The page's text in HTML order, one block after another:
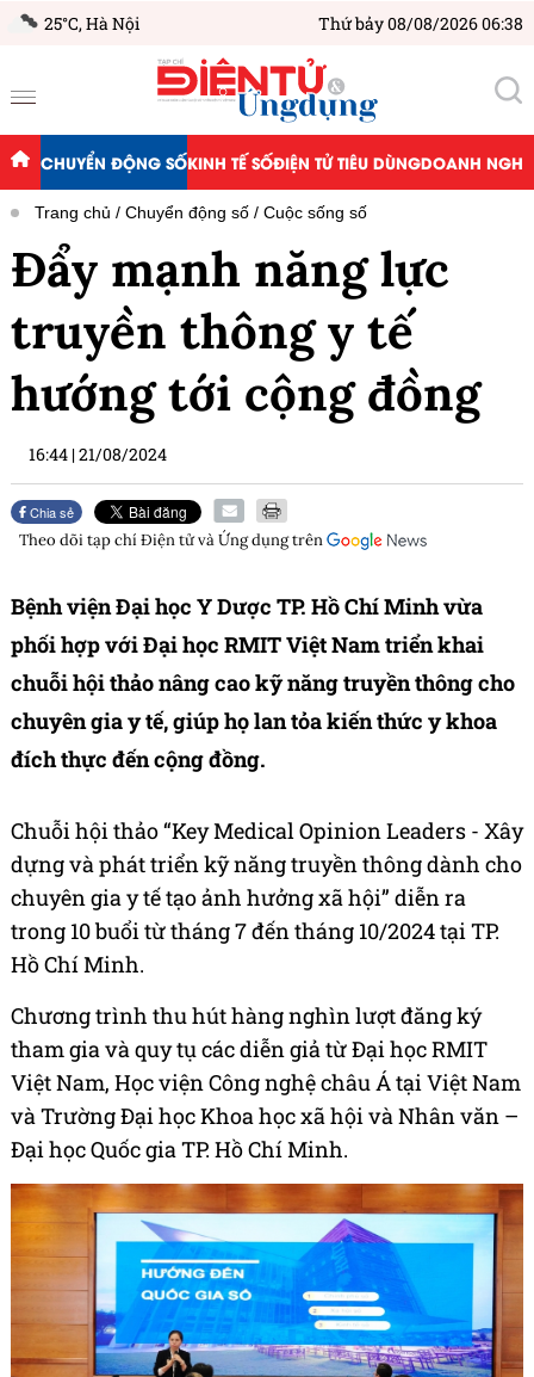
25°C,Hà Nội Thứ bảy 08/08/2026 06:38
CHUYỂN ĐỘNG SỐKINH TẾ SỐĐIỆN TỬ TIÊU DÙNGDOANH
Trang chủ Chuyển động số Cuộc sống số
Đẩy mạnh năng lực
truyền thông y tế
hướng tới cộng đồng
16:44 |21/08/2024
Chia sẻ
Theo dõi tạp chíĐiện tử và Ứng dụngtrên
Bệnh viện Đại học Y Dược TP. Hồ Chí Minh vừa
phối hợp với Đại học RMIT Việt Nam triển khai
chuỗi hội thảo nâng cao kỹ năng truyền thông cho
chuyên gia y tế, giúp họ lan tỏa kiến thức y khoa
đích thực đến cộng đồng.
Chuỗi hội thảo “Key Medical Opinion Leaders - Xây
dựng và phát triển kỹ năng truyền thông dành cho
chuyên gia y tế tạo ảnh hưởng xã hội” diễn ra
trong 10 buổi từ tháng 7 đến tháng 10/2024 tại TP.
Hồ Chí Minh.
Chương trình thu hút hàng nghìn lượt đăng ký
tham gia và quy tụ các diễn giả từ Đại học RMIT
Việt Nam, Học viện Công nghệ châu Á tại Việt Nam
và Trường Đại học Khoa học xã hội và Nhân văn –
Đại học Quốc gia TP. Hồ Chí Minh.